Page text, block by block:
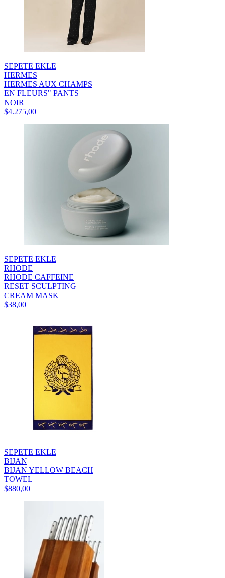
SEPETE EKLE
HERMES
HERMES AUX CHAMPS
EN FLEURS" PANTS
NOIR
$4.275,00
SEPETE EKLE
RHODE
RHODE CAFFEINE
RESET SCULPTING
CREAM MASK
$38,00
SEPETE EKLE
BIJAN
BIJAN YELLOW BEACH
TOWEL
$880,00